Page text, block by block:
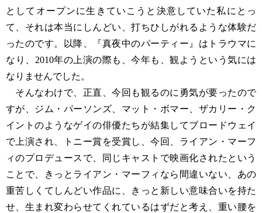
としてオープンに生きていこうと決意していた私にとっ
て、それは本当にしんどい、打ちひしがれるような体験だ
ったのです。以降、『真夜中のパーティー』はトラウマに
なり、2010年の上演の際も、今年も、観ようという気には
なりませんでした。
そんなわけで、正直、今回も観るのに勇気が要ったので
すが、ジム・パーソンズ、マット・ボマー、ザカリー・ク
イントのようなゲイの俳優たちが結集してブロードウェイ
で上演され、トニー賞を受賞し、今回、ライアン・マーフ
ィのプロデュースで、同じキャストで映画化されたという
ことで、きっとライアン・マーフィなら間違いない、あの
重苦しくてしんどい作品に、きっと新しい意味合いを持た
せ、生まれ変わらせてくれているはずだと考え、重い腰を